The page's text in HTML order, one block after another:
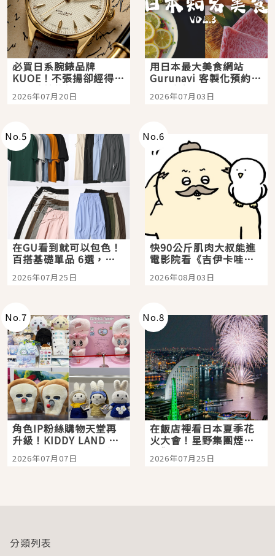
必買日系腕錶品牌
KUOE！不張揚卻經得起
時間洗鍊的經典之作五
選
2026年07月20日
用日本最大美食網站
Gurunavi 客製化預約九
大都市餐廳，打造專屬
美食體驗！
2026年07月03日
No.5
在GU看到就可以包色！
百搭基礎單品 6選，閉
眼全收也不心疼
2026年07月25日
No.6
快90公斤肌肉大叔能進
電影院看《吉伊卡哇》
嗎？日本重金屬樂團
「打首」會長與nagano
2026年08月03日
No.7
角色IP粉絲購物天堂再
升級！KIDDY LAND 原
宿店吉伊卡哇迎客，新
開幕 OMOKADO 店3分
2026年07月07日
No.8
在飯店裡看日本夏季花
火大會！星野集團煙火
景觀飯店6選，讓你不用
人擠人悠閒欣賞
2026年07月25日
分類列表